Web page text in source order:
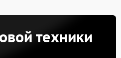
техники